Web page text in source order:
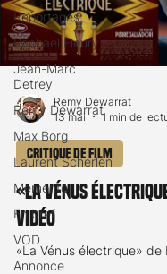
Reportages
Raphael Fleury
Jean-Marc
Detrey
Remy Dewarrat
Max Borg
Laurent Scherlen
Memento
En bref
VOD
Annonce
Remy Dewarrat
13 mai
1 min de
Critique de film
«La Vénus
vidéo
«La Vénus électrique»